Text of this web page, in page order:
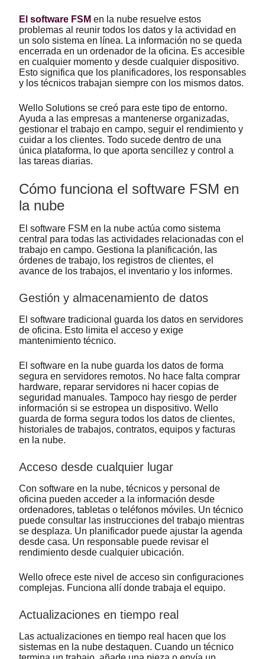
El software FSM en la nube resuelve estos
problemas al reunir todos los datos y la actividad en
un solo sistema en línea. La información no se queda
encerrada en un ordenador de la oficina. Es accesible
en cualquier momento y desde cualquier dispositivo.
Esto significa que los planificadores, los responsables
y los técnicos trabajan siempre con los mismos datos.
Wello Solutions se creó para este tipo de entorno.
Ayuda a las empresas a mantenerse organizadas,
gestionar el trabajo en campo, seguir el rendimiento y
cuidar a los clientes. Todo sucede dentro de una
única plataforma, lo que aporta sencillez y control a
las tareas diarias.
Cómo funciona el software FSM en
la nube
El software FSM en la nube actúa como sistema
central para todas las actividades relacionadas con el
trabajo en campo. Gestiona la planificación, las
órdenes de trabajo, los registros de clientes, el
avance de los trabajos, el inventario y los informes.
Gestión y almacenamiento de datos
El software tradicional guarda los datos en servidores
de oficina. Esto limita el acceso y exige
mantenimiento técnico.
El software en la nube guarda los datos de forma
segura en servidores remotos. No hace falta comprar
hardware, reparar servidores ni hacer copias de
seguridad manuales. Tampoco hay riesgo de perder
información si se estropea un dispositivo. Wello
guarda de forma segura todos los datos de clientes,
historiales de trabajos, contratos, equipos y facturas
en la nube.
Acceso desde cualquier lugar
Con software en la nube, técnicos y personal de
oficina pueden acceder a la información desde
ordenadores, tabletas o teléfonos móviles. Un técnico
puede consultar las instrucciones del trabajo mientras
se desplaza. Un planificador puede ajustar la agenda
desde casa. Un responsable puede revisar el
rendimiento desde cualquier ubicación.
Wello ofrece este nivel de acceso sin configuraciones
complejas. Funciona allí donde trabaja el equipo.
Actualizaciones en tiempo real
Las actualizaciones en tiempo real hacen que los
sistemas en la nube destaquen. Cuando un técnico